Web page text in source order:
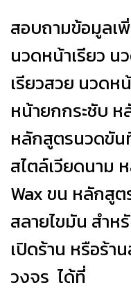
สอบถามข้อมูลเ
นวดหน้าเรียว น
เรียวสวย นวดห
หน้ายกกระชับ
หลักสูตรนวดขัน
สไตล์เวียดนาม
Wax ขน หลักสู
สลายไขมัน สำห
เปิดร้าน หรือร้า
วงจร ได้ที่